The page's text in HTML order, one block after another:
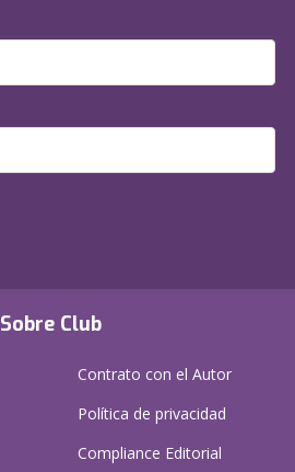
Sobre Club
Contrato con el Autor
Política de privacidad
Compliance Editorial